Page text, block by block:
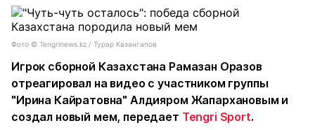
Фото ©️ Tengrinews.kz / Турар Казангапов
Игрок сборной Казахстана Рамазан Оразов
отреагировал на видео с участником группы
"Ирина Кайратовна" Алдияром Жапархановым и
создал новый мем, передает Tengri Sport.